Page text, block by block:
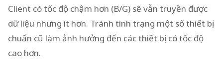
Client có tốc độ chậm hơn (B/G) sẽ vẫn truyền được
dữ liệu nhưng ít hơn. Tránh tình trạng một số thiết bị
chuẩn cũ làm ảnh hưởng đến các thiết bị có tốc độ
cao hơn.